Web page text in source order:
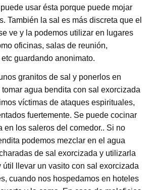
usar ésta porque puede mojar
También la sal es más discreta que el
ve y la podemos utilizar en lugares
oficinas, salas de reunión,
guardando anonimato.
granitos de sal y ponerlos en
agua bendita con sal exorcizada
víctimas de ataques espirituales,
fuertemente. Se puede cocinar
en los saleros del comedor.. Si no
podemos mezclar en el agua
de sal exorcizada y utilizarla
útil llevar un vasito con sal exorcizada
cuando nos hospedamos en hoteles